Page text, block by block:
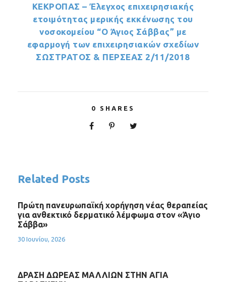
ΚΕΚΡΟΠΑΣ – Έλεγχος επιχειρησιακής
ετοιμότητας μερικής εκκένωσης του
νοσοκομείου “Ο Άγιος Σάββας” με
εφαρμογή των επιχειρησιακών σχεδίων
ΣΩΣΤΡΑΤΟΣ & ΠΕΡΣΕΑΣ 2/11/2018
0 SHARES
Related Posts
Πρώτη πανευρωπαϊκή χορήγηση νέας θεραπείας
για ανθεκτικό δερματικό λέμφωμα στον «Άγιο
Σάββα»
30 Ιουνίου, 2026
ΔΡΑΣΗ ΔΩΡΕΑΣ ΜΑΛΛΙΩΝ ΣΤΗΝ ΑΓΙΑ